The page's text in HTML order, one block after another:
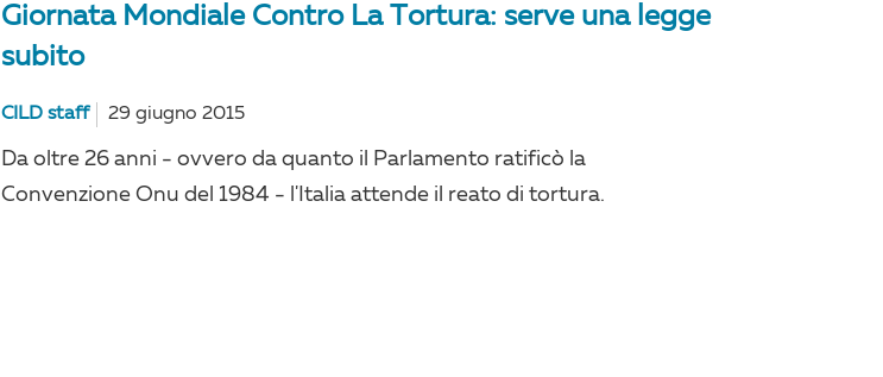
Giornata Mondiale Contro La Tortura: serve una legge
subito
CILD staff 29 giugno 2015
Da oltre 26 anni - ovvero da quanto il Parlamento ratificò la
Convenzione Onu del 1984 - l'Italia attende il reato di tortura.